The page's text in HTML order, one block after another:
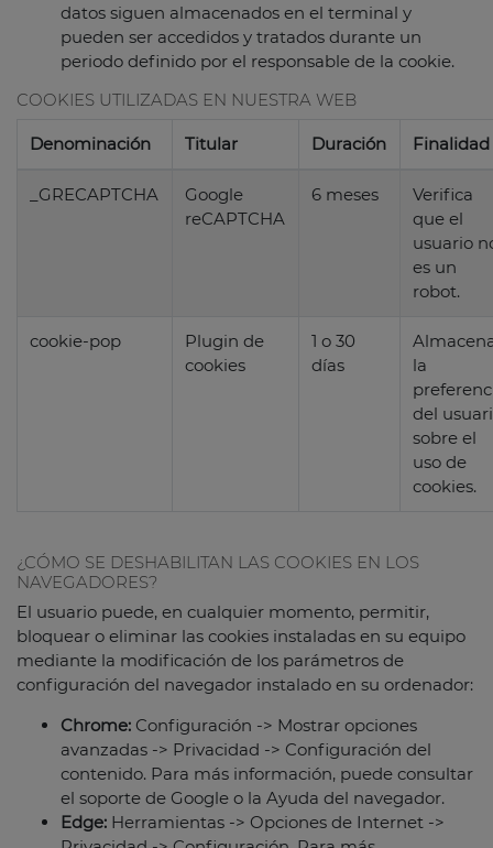
datos siguen almacenados en el terminal y
pueden ser accedidos y tratados durante un
periodo definido por el responsable de la cookie.
COOKIES UTILIZADAS EN NUESTRA WEB
Denominación Titular Duración Finalidad
_GRECAPTCHA
Google
reCAPTCHA
6 meses
Verifica
que el
usuario
es un
robot.
cookie-pop
Plugin de
cookies
1 o 30
días
la
del
sobre el
uso de
cookies.
¿CÓMO SE DESHABILITAN LAS COOKIES EN LOS
NAVEGADORES?
El usuario puede, en cualquier momento, permitir,
bloquear o eliminar las cookies instaladas en su equipo
mediante la modificación de los parámetros de
configuración del navegador instalado en su ordenador:
Chrome: Configuración -> Mostrar opciones
avanzadas -> Privacidad -> Configuración del
contenido. Para más información, puede consultar
el soporte de Google o la Ayuda del navegador.
Edge: Herramientas -> Opciones de Internet ->